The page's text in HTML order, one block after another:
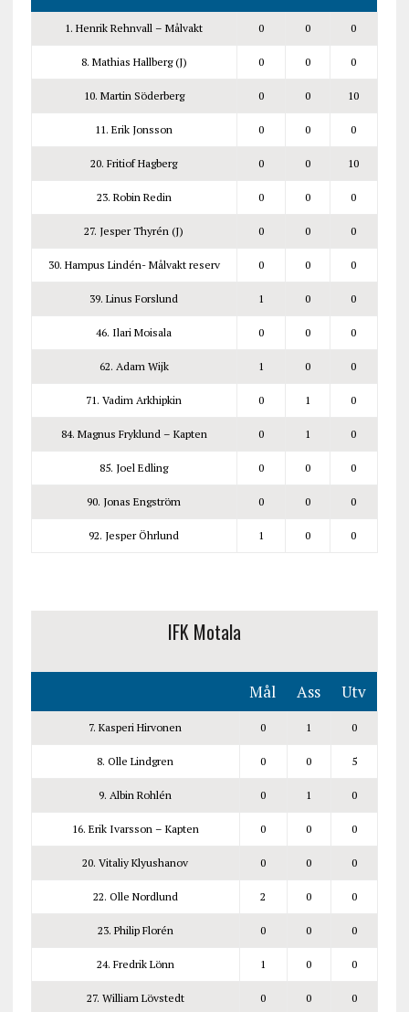
1. Henrik Rehnvall – Målvakt 0 0 0
8. Mathias Hallberg (J) 0 0 0
10. Martin Söderberg 0 0 10
11. Erik Jonsson 0 0 0
20. Fritiof Hagberg 0 0 10
23. Robin Redin 0 0 0
27. Jesper Thyrén (J) 0 0 0
30. Hampus Lindén- Målvakt reserv 0 0 0
39. Linus Forslund 1 0 0
46. Ilari Moisala 0 0 0
62. Adam Wijk 1 0 0
71. Vadim Arkhipkin 0 1 0
84. Magnus Fryklund – Kapten 0 1 0
85. Joel Edling 0 0 0
90. Jonas Engström 0 0 0
92. Jesper Öhrlund 1 0 0
IFK Motala
Mål Ass Utv
7. Kasperi Hirvonen 0 1 0
8. Olle Lindgren 0 0 5
9. Albin Rohlén 0 1 0
16. Erik Ivarsson – Kapten 0 0 0
20. Vitaliy Klyushanov 0 0 0
22. Olle Nordlund 2 0 0
23. Philip Florén 0 0 0
24. Fredrik Lönn 1 0 0
27. William Lövstedt 0 0 0